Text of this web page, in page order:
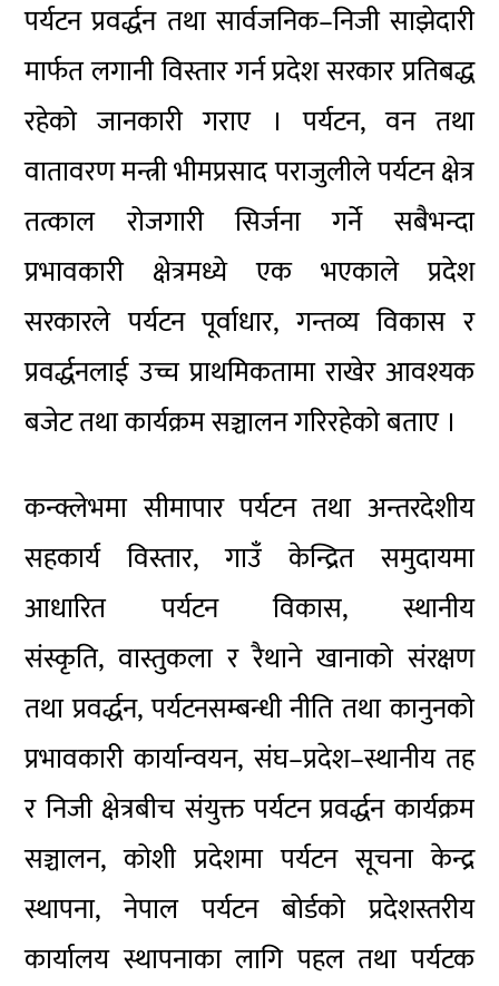
पर्यटन प्रवर्द्धन तथा सार्वजनिक–निजी साझेदारी
मार्फत लगानी विस्तार गर्न प्रदेश सरकार प्रतिबद्ध
रहेको जानकारी गराए । पर्यटन, वन तथा
वातावरण मन्त्री भीमप्रसाद पराजुलीले पर्यटन क्षेत्र
तत्काल रोजगारी सिर्जना गर्ने सबैभन्दा
प्रभावकारी क्षेत्रमध्ये एक भएकाले प्रदेश
सरकारले पर्यटन पूर्वाधार, गन्तव्य विकास र
प्रवर्द्धनलाई उच्च प्राथमिकतामा राखेर आवश्यक
बजेट तथा कार्यक्रम सञ्चालन गरिरहेको बताए ।
कन्क्लेभमा सीमापार पर्यटन तथा अन्तरदेशीय
सहकार्य विस्तार, गाउँ केन्द्रित समुदायमा
आधारित पर्यटन विकास, स्थानीय
संस्कृति, वास्तुकला र रैथाने खानाको संरक्षण
तथा प्रवर्द्धन, पर्यटनसम्बन्धी नीति तथा कानुनको
प्रभावकारी कार्यान्वयन, संघ–प्रदेश–स्थानीय तह
र निजी क्षेत्रबीच संयुक्त पर्यटन प्रवर्द्धन कार्यक्रम
सञ्चालन, कोशी प्रदेशमा पर्यटन सूचना केन्द्र
स्थापना, नेपाल पर्यटन बोर्डको प्रदेशस्तरीय
कार्यालय स्थापनाका लागि पहल तथा पर्यटक